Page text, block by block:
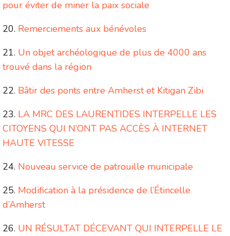
pour éviter de miner la paix sociale
Remerciements aux bénévoles
Un objet archéologique de plus de 4000 ans
trouvé dans la région
Bâtir des ponts entre Amherst et Kitigan Zibi
LA MRC DES LAURENTIDES INTERPELLE LES
CITOYENS QUI N’ONT PAS ACCÈS À INTERNET
HAUTE VITESSE
Nouveau service de patrouille municipale
Modification à la présidence de l’Étincelle
d’Amherst
UN RÉSULTAT DÉCEVANT QUI INTERPELLE LE